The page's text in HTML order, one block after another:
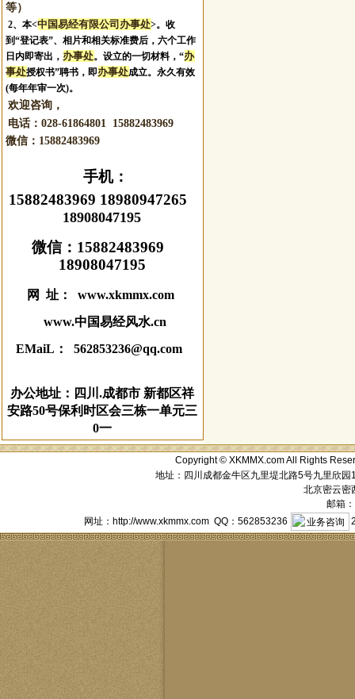
等）
2、本<中国易经有限公司办事处>。收
到“登记表”、相片和相关标准费后，六个工作
日内即寄出， 办事处。设立的一切材料，“办
事处授权书”聘书，即办事处成立。永久有效
(每年年审一次)。
欢迎咨询，
电话：028-61864801 15882483969
微信： 15882483969
手机：
15882483969 18980947265
18908047195
微信： 15882483969
18908047195
网 址： www.xkmmx.com
www.中国易经风水.cn
EMaiL： 562853236@qq.com
办公地址：四川.成都市 新都区祥
安路50号保利时区会三栋一单元三
0一
Copyright © XKMMX.com All Rights
地址：四川成都金牛区九里堤北路5号九里欣
北京密云密
邮箱
网址：http://www.xkmmx.com QQ：562853236